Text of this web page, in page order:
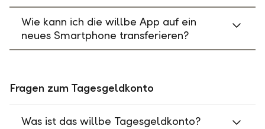
Wie kann ich die willbe App auf ein
neues Smartphone transferieren?
Fragen zum Tagesgeldkonto
Was ist das willbe Tagesgeldkonto?